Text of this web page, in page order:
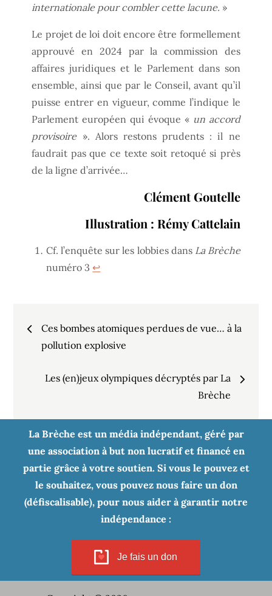
internationale pour combler cette lacune. »
Le projet de loi doit encore être formellement
approuvé en 2024 par la commission des
affaires juridiques et le Parlement dans son
ensemble, ainsi que par le Conseil, avant qu’il
puisse entrer en vigueur, comme l’indique le
Parlement européen qui évoque « un accord
provisoire». Alors restons prudents : il ne
faudrait pas que ce texte soit retoqué si près
de la ligne d’arrivée…
Clément Goutelle
Illustration : Rémy Cattelain
Cf. l’enquête sur les lobbies dans La Brèche
numéro 3 ↩︎
Navigation
l’article
Ces bombes atomiques perdues de vue… à la
pollution explosive
Les (en)jeux olympiques décryptés par La
Brèche
La Brèche est un média indépendant, géré par
une association à but non lucratif et financé en
partie grâce à votre soutien. Si vous le pouvez et
le souhaitez, vous pouvez nous faire un don
(défiscalisable), pour nous aider à garantir notre
indépendance :
Je fais un don